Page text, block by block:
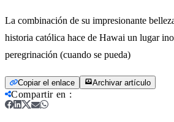
La combinación de su impresionante
historia católica hace de Hawai un lugar
peregrinación (cuando se pueda)
Copiar el enlace Archivar artículo
Compartir en :